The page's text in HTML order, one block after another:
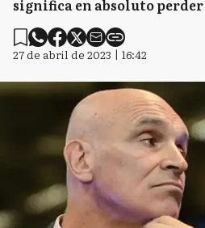
significa en absoluto
27 de abril de 2023 | 16:42